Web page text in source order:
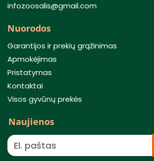
infozoosalis@gmail.com
Nuorodos
Garantijos ir prekių grąžinimas
Apmokėjimas
Pristatymas
Kontaktai
Visos gyvūnų prekės
Naujienos